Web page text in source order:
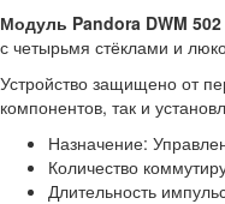
Модуль Pandora DWM 502
с четырьмя стёклами и
Устройство защищено от
компонентов, так и
Назначение:
Количество
Длительность